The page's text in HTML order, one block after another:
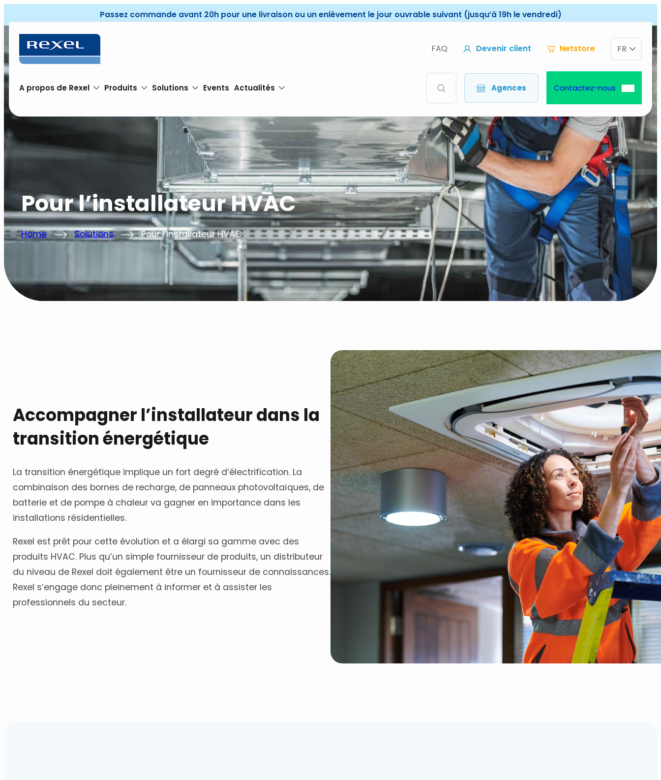
Passez commande avant 20h pour une livraison ou un enlèvement le jour ouvrable suivant (jusqu’à 19h le vendredi)
FAQ Devenir client Netstore FR
A propos de Rexel Produits Solutions Events Actualités Agences Contactez-nous
Pour l’installateur HVAC
Home Solutions Pour l’installateur HVAC
Accompagner l’installateur dans la
transition énergétique
La transition énergétique implique un fort degré d’électrification. La
combinaison des bornes de recharge, de panneaux photovoltaïques, de
batterie et de pompe à chaleur va gagner en importance dans les
installations résidentielles.
Rexel est prêt pour cette évolution et a élargi sa gamme avec des
produits HVAC. Plus qu’un simple fournisseur de produits, un distributeur
du niveau de Rexel doit également être un fournisseur de connaissances.
Rexel s’engage donc pleinement à informer et à assister les
professionnels du secteur.